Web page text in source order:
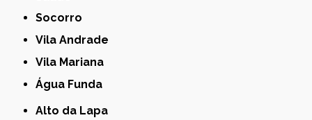
Socorro
Vila Andrade
Vila Mariana
Água Funda
Alto da Lapa